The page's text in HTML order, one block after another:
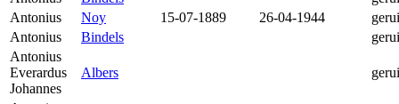
Antonius
Noy 15-07-1889 26-04-1944
Antonius
Bindels
Antonius
Everardus
Johannes
Albers